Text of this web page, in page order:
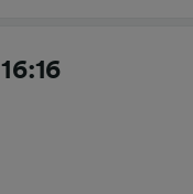
16:16